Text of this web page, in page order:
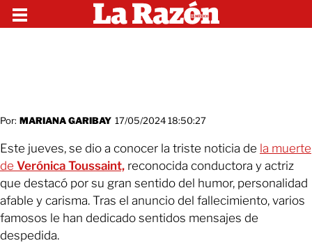
Por: MARIANA GARIBAY 17/05/2024 18:50:27
Este jueves, se dio a conocer la triste noticia de la muerte
de Verónica Toussaint, reconocida conductora y actriz
que destacó por su gran sentido del humor, personalidad
afable y carisma. Tras el anuncio del fallecimiento, varios
famosos le han dedicado sentidos mensajes de
despedida.